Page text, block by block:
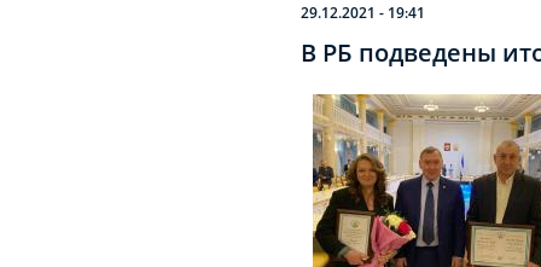
29.12.2021 - 19:41
В РБ подведены